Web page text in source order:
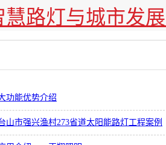
慧路灯与城市发
功能优势介绍
山市强兴渔村273省道太阳能路灯工程案例